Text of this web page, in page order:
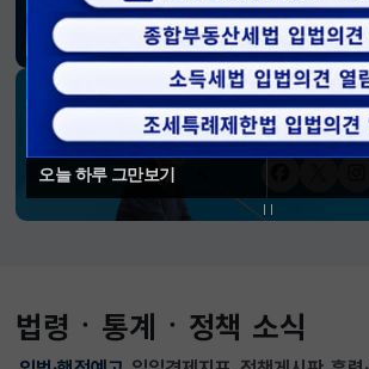
오늘 하루 그만보기
블로그페이스북트위터(X)유튜브인
소통하는 경제 리더 구윤철 장관
SNS 채
법령ㆍ통계ㆍ정책 소식